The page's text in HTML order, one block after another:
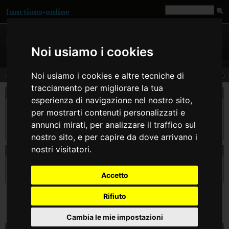
Noi usiamo i cookies
Noi usiamo i cookies e altre tecniche di
tracciamento per migliorare la tua
esperienza di navigazione nel nostro sito,
per mostrarti contenuti personalizzati e
annunci mirati, per analizzare il traffico sul
nostro sito, e per capire da dove arrivano i
nostri visitatori.
Accetto
Rifiuto
Cambia le mie impostazioni
functions-online
str_replace
descrizione
Questa funzione restituisce una stringa, od una matrice, con tutte le occorrenze di
$search nella stringa $subject sostituite con il valore del parametro $replace. Se non
occorrono particolari capacità di sostituzione (tipo le espressioni regolari), si
dovrebbe utilizzare questa funzione invece di ereg_replace() o preg_replace().
dichiarazione di str_replace
str_replace( mixed $search , mixed $replace , mixed $subject [, int &$count ]